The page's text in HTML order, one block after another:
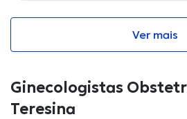
Ver mais
Ginecologistas
Teresina